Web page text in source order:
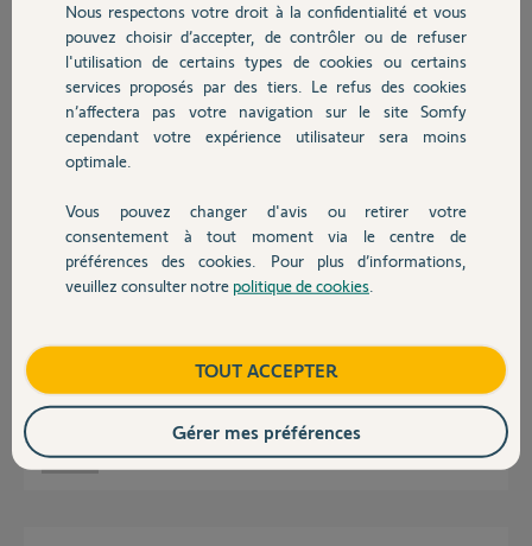
Chauffage
Autres produits
Devis avec un pro
Contact
Participer au fil de discussion
Réponses
Bonjour,
Quelle est la référence de vos micro récepteurs pour volet roulant ?
Steph44 .. il y a presque 8 ans
Bonjour je pense que ce sont les SOMFY RTS 2401162
Nous respectons votre droit à la confidentialité et vous
pouvez choisir d’accepter, de contrôler ou de refuser
l'utilisation de certains types de cookies ou certains
services proposés par des tiers. Le refus des cookies
n’affectera pas votre navigation sur le site Somfy
cependant votre expérience utilisateur sera moins
optimale.
Vous pouvez changer d'avis ou retirer votre
consentement à tout moment via le centre de
préférences des cookies. Pour plus d’informations,
veuillez consulter notre politique de cookies
TOUT ACCEPTER
Gérer mes préférences